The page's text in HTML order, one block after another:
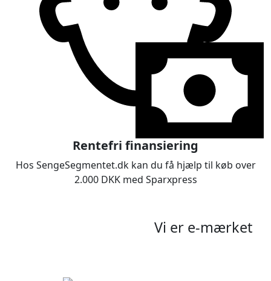
Rentefri finansiering
Hos SengeSegmentet.dk kan du få hjælp til køb over
2.000 DKK med Sparxpress
Vi er e-mærket